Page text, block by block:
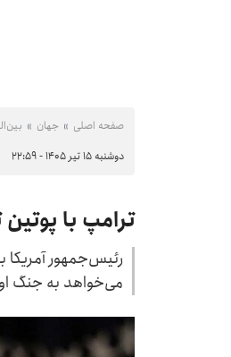
صفحه اصلی جهان
دوشنبه ۱۵ تیر ۱۴۰۵ - ۲۲:۵۹
ترامپ با
رئیس‌جمهور آمریکا
می‌خواهد به جنگ